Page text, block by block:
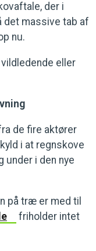
der i
det massive tab af
nu.
eller
de fire aktører
i at regnskove
under i den nye
på træ er med til
friholder intet